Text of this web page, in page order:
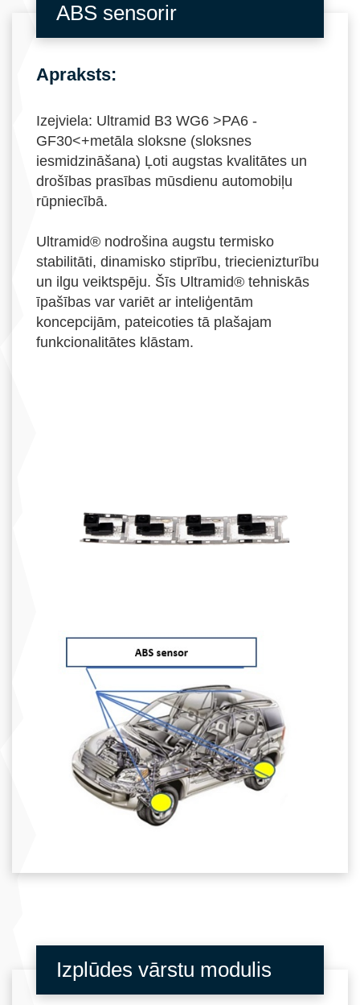
ABS sensorir
Apraksts:
Izejviela: Ultramid B3 WG6 >PA6 -
GF30<+metāla sloksne (sloksnes
iesmidzināšana) Ļoti augstas kvalitātes un
drošības prasības mūsdienu automobiļu
rūpniecībā.
Ultramid® nodrošina augstu termisko
stabilitāti, dinamisko stiprību, triecienizturību
un ilgu veiktspēju. Šīs Ultramid® tehniskās
īpašības var variēt ar inteliģentām
koncepcijām, pateicoties tā plašajam
funkcionalitātes klāstam.
Izplūdes vārstu modulis